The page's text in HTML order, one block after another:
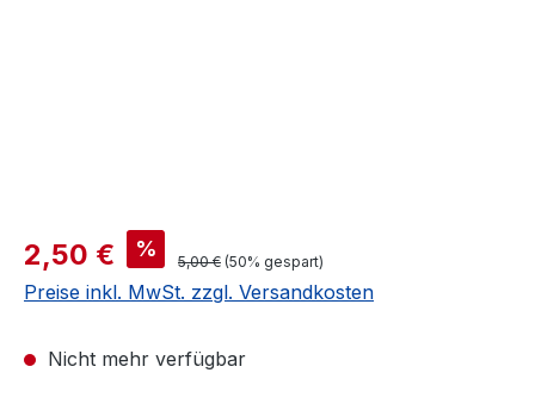
Verkaufspreis:
2,50 € % Regulärer Preis:
5,00 € (50% gespart)
Preise inkl. MwSt. zzgl. Versandkosten
Nicht mehr verfügbar